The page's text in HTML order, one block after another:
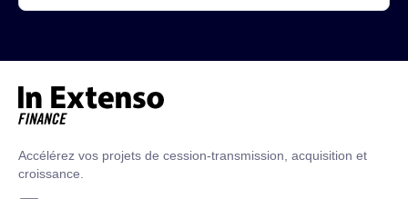
Accélérez vos projets de cession-transmission, acquisition et
croissance.